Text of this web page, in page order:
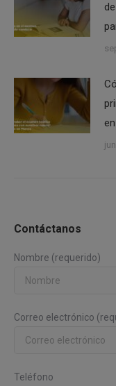
Contáctanos
Nombre (requerido)
Correo electrónico
Teléfono